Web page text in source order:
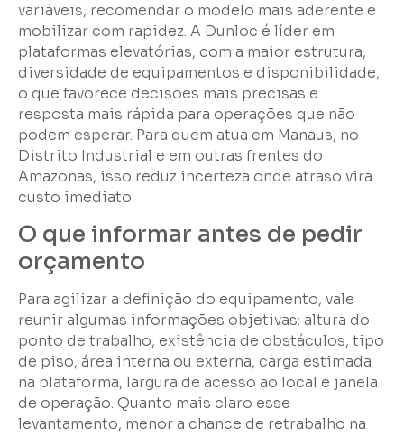
variáveis, recomendar o modelo mais aderente e
mobilizar com rapidez. A Dunloc é líder em
plataformas elevatórias, com a maior estrutura,
diversidade de equipamentos e disponibilidade,
o que favorece decisões mais precisas e
resposta mais rápida para operações que não
podem esperar. Para quem atua em Manaus, no
Distrito Industrial e em outras frentes do
Amazonas, isso reduz incerteza onde atraso vira
custo imediato.
O que informar antes de pedir
orçamento
Para agilizar a definição do equipamento, vale
reunir algumas informações objetivas: altura do
ponto de trabalho, existência de obstáculos, tipo
de piso, área interna ou externa, carga estimada
na plataforma, largura de acesso ao local e janela
de operação. Quanto mais claro esse
levantamento, menor a chance de retrabalho na